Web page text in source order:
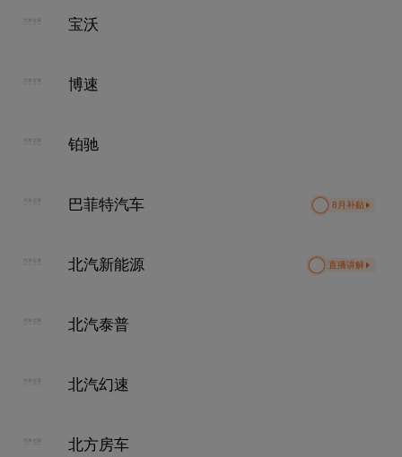
宝沃
博速
铂驰
巴菲特汽车 8月补贴
北汽新能源 直播讲解
北汽泰普
北汽幻速
北方房车